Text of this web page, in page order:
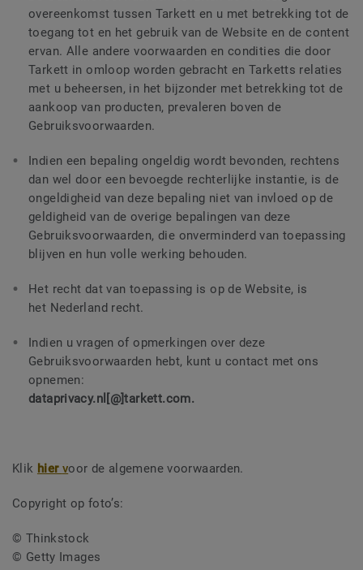
overeenkomst tussen Tarkett en u met betrekking tot de
toegang tot en het gebruik van de Website en de content
ervan. Alle andere voorwaarden en condities die door
Tarkett in omloop worden gebracht en Tarketts relaties
met u beheersen, in het bijzonder met betrekking tot de
aankoop van producten, prevaleren boven de
Gebruiksvoorwaarden.
Indien een bepaling ongeldig wordt bevonden, rechtens
dan wel door een bevoegde rechterlijke instantie, is de
ongeldigheid van deze bepaling niet van invloed op de
geldigheid van de overige bepalingen van deze
Gebruiksvoorwaarden, die onverminderd van toepassing
blijven en hun volle werking behouden.
Het recht dat van toepassing is op de Website, is
het Nederlandrecht.
Indien u vragen of opmerkingen over deze
Gebruiksvoorwaarden hebt, kunt u contact met ons
opnemen:
dataprivacy.nl[@]tarkett.com.
Klik hier voor de algemene voorwaarden.
Copyright op foto’s:
© Thinkstock
© Getty Images